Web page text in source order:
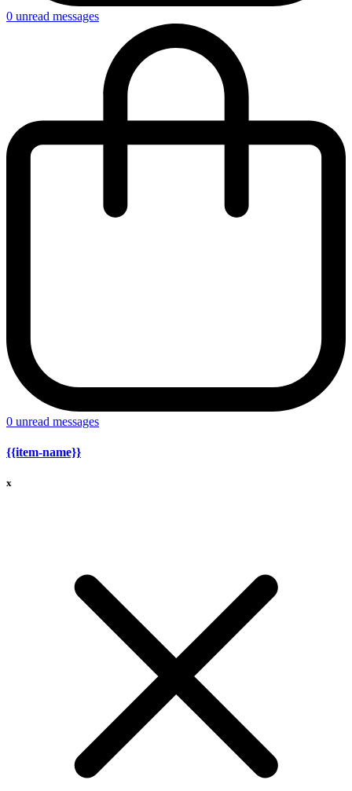
0 unread messages
0 unread messages
{{item-name}}
x